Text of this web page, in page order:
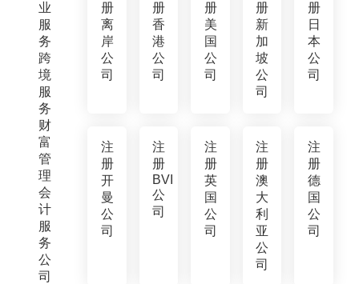
业
服
务
跨
境
服
务
财
富
管
理
会
计
服
务
公
司
册
离
岸
公
司
册
香
港
公
司
册
美
国
公
司
册
新
加
坡
公
司
册
日
本
公
司
注
册
开
曼
公
司
注
册
BVI
公
司
注
册
英
国
公
司
注
册
澳
大
利
亚
公
司
注
册
德
国
公
司